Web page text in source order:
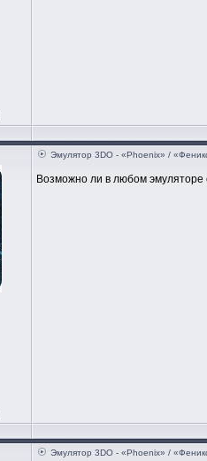
Эмулятор 3DO - «Phoenix» /
Возможно ли в любом эмуляторе
Эмулятор 3DO - «Phoenix» /